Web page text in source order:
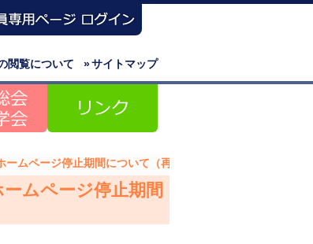
»サイトマップ
閲覧について
ムページ停止期間について（再掲）
ムページ停止期間